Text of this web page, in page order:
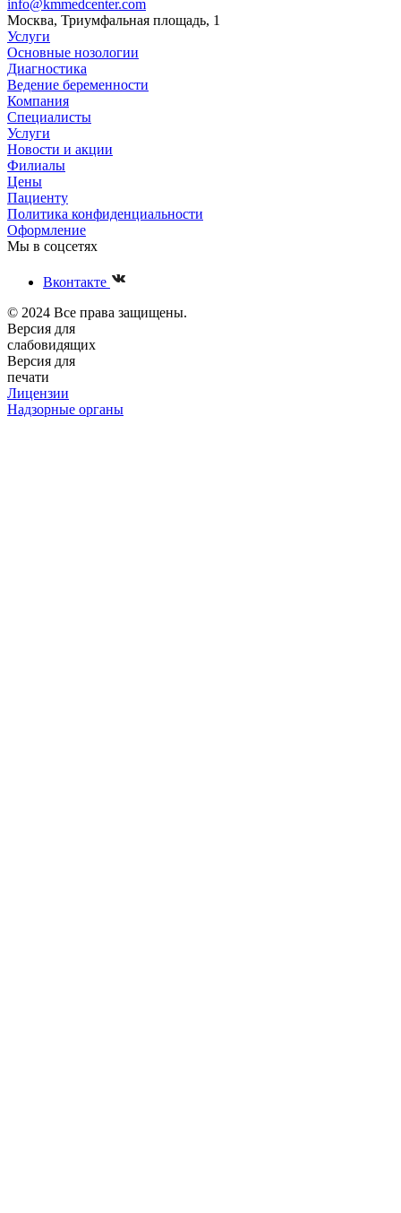
info@kmmedcenter.com
Москва, Триумфальная площадь, 1
Услуги
Основные нозологии
Диагностика
Ведение беременности
Компания
Специалисты
Услуги
Новости и акции
Филиалы
Цены
Пациенту
Политика конфиденциальности
Оформление
Мы в соцсетях
Вконтакте
© 2024 Все права защищены.
Версия для
слабовидящих
Версия для
печати
Лицензии
Надзорные органы